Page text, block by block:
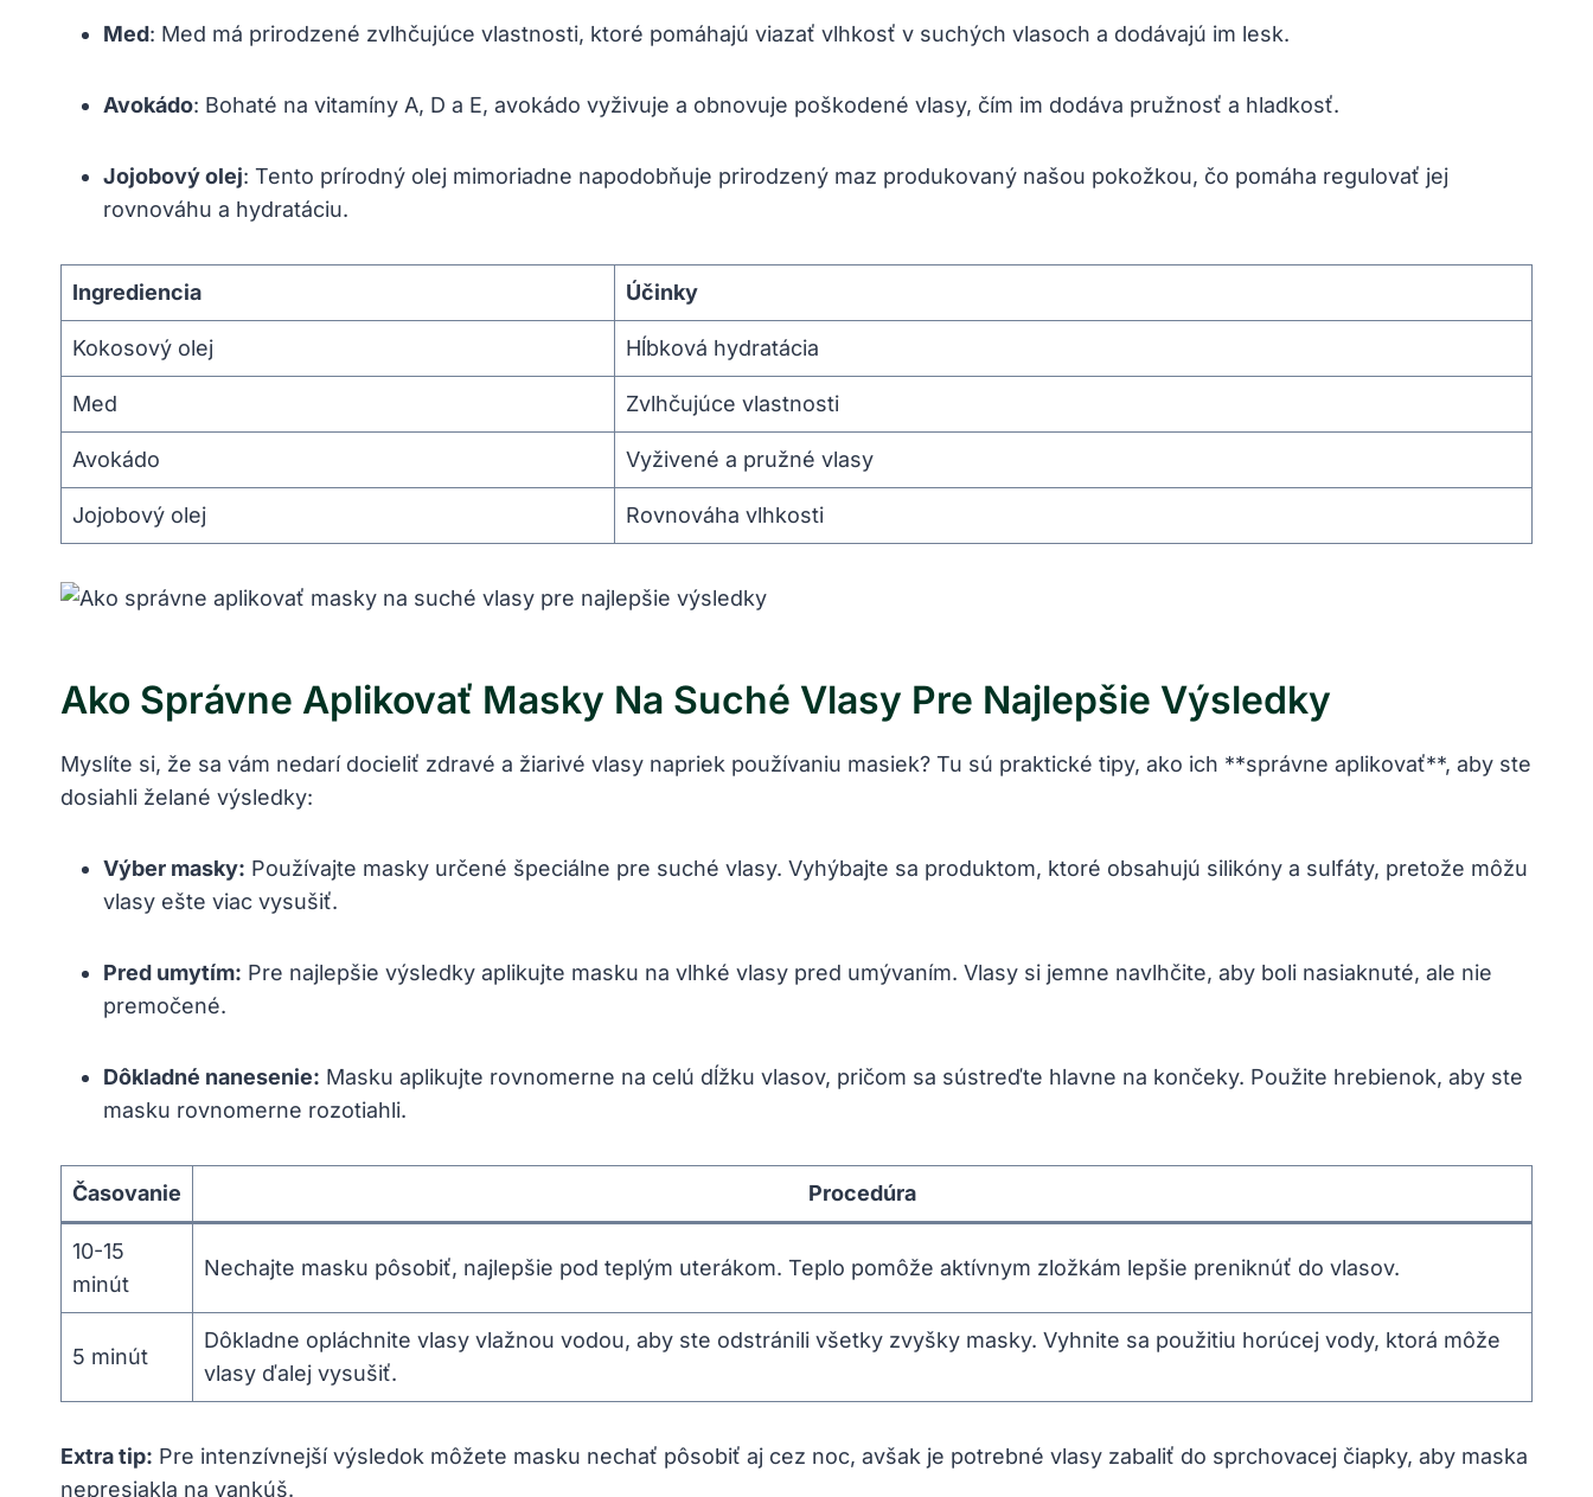
Med: Med má prirodzené zvlhčujúce vlastnosti, ktoré pomáhajú viazať vlhkosť v suchých vlasoch a dodávajú im lesk.
Avokádo: Bohaté na vitamíny A, D a E, avokádo vyživuje a obnovuje poškodené vlasy, čím im dodáva pružnosť a hladkosť.
Jojobový olej: Tento prírodný olej mimoriadne napodobňuje prirodzený maz produkovaný našou pokožkou, čo pomáha regulovať jej
rovnováhu a hydratáciu.
Ingrediencia Účinky
Kokosový olej Hĺbková hydratácia
Med Zvlhčujúce vlastnosti
Avokádo Vyživené a pružné vlasy
Jojobový olej Rovnováha vlhkosti
Ako Správne Aplikovať Masky Na Suché Vlasy Pre Najlepšie Výsledky
Myslíte si, že sa vám nedarí docieliť zdravé a žiarivé vlasy napriek používaniu masiek? Tu sú praktické tipy, ako ich **správne aplikovať**, aby ste
dosiahli želané výsledky:
Výber masky: Používajte masky určené špeciálne pre suché vlasy. Vyhýbajte sa produktom, ktoré obsahujú silikóny a sulfáty, pretože môžu
vlasy ešte viac vysušiť.
Pred umytím: Pre najlepšie výsledky aplikujte masku na vlhké vlasy pred umývaním. Vlasy si jemne navlhčite, aby boli nasiaknuté, ale nie
premočené.
Dôkladné nanesenie: Masku aplikujte rovnomerne na celú dĺžku vlasov, pričom sa sústreďte hlavne na končeky. Použite hrebienok, aby ste
masku rovnomerne rozotiahli.
Časovanie Procedúra
10-15
minút
Nechajte masku pôsobiť, najlepšie pod teplým uterákom. Teplo pomôže aktívnym zložkám lepšie preniknúť do vlasov.
5 minút
Dôkladne opláchnite vlasy vlažnou vodou, aby ste odstránili všetky zvyšky masky. Vyhnite sa použitiu horúcej vody, ktorá môže
vlasy ďalej vysušiť.
Extra tip: Pre intenzívnejší výsledok môžete masku nechať pôsobiť aj cez noc, avšak je potrebné vlasy zabaliť do sprchovacej čiapky, aby maska
nepresiakla na vankúš.